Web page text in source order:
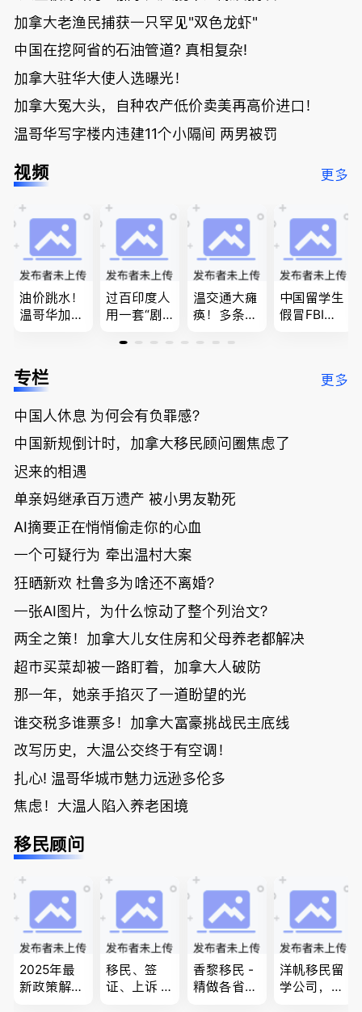
加拿大老渔民捕获一只罕见"双色龙虾"
中国在挖阿省的石油管道? 真相复杂!
加拿大驻华大使人选曝光！
加拿大冤大头，自种农产低价卖美再高价进口！
温哥华写字楼内违建11个小隔间 两男被罚
视频 更多
油价跳水！
温哥华加油
低；免费狂
送50万磅蔬
温“丑陋土
豆日”冲击
吉尼斯纪
录；惨！留
骗光2万美
元，还被卷
入跨国刑案
账户遭封！
过百印度人
用一套“剧
官：太假
欠款多出$1
9万；突
发！无辜男
亡；
温交通大瘫
痪！多条主
底；做顿饭
单；房市崩
盘前兆？加
国租赁市场
中国留学生
假冒FBI上
夫妻住进殡
专栏 更多
中国人休息 为何会有负罪感？
中国新规倒计时，加拿大移民顾问圈焦虑了
迟来的相遇
单亲妈继承百万遗产 被小男友勒死
AI摘要正在悄悄偷走你的心血
一个可疑行为 牵出温村大案
狂晒新欢 杜鲁多为啥还不离婚？
一张AI图片，为什么惊动了整个列治文？
两全之策！加拿大儿女住房和父母养老都解决
超市买菜却被一路盯着，加拿大人破防
那一年，她亲手掐灭了一道盼望的光
谁交税多谁票多！加拿大富豪挑战民主底线
改写历史，大温公交终于有空调！
扎心! 温哥华城市魅力远逊多伦多
焦虑！大温人陷入养老困境
移民顾问
2025年最
新政策解
移民、签
证、上诉 --
香黎移民 -
精做各省省
洋帆移民留
学公司，精